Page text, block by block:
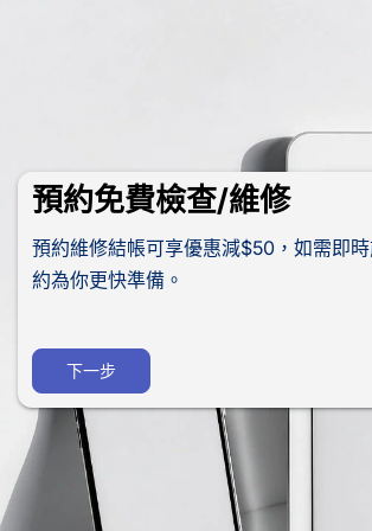
預約免費檢查/維修
預約維修結帳可享優惠減$50，如需即
約為你更快準備。
下一步